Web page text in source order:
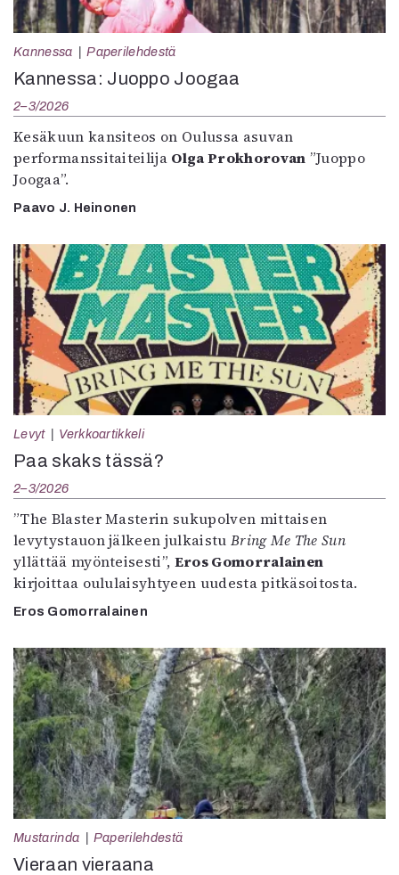
Kannessa Paperilehdestä
Kannessa: Juoppo Joogaa
2–3/2026
Kesäkuun kansiteos on Oulussa asuvan
performanssitaiteilija Olga Prokhorovan ”Juoppo
Joogaa”.
Paavo J. Heinonen
Levyt Verkkoartikkeli
Paa skaks tässä?
2–3/2026
”The Blaster Masterin sukupolven mittaisen
levytystauon jälkeen julkaistu Bring Me The Sun
yllättää myönteisesti”, Eros Gomorralainen
kirjoittaa oululaisyhtyeen uudesta pitkäsoitosta.
Eros Gomorralainen
Mustarinda Paperilehdestä
Vieraan vieraana